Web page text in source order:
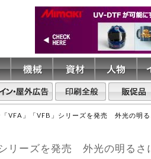
VFA」「VFB」シリーズを発売 外光の明る
リーズを発売 外光の明るさ